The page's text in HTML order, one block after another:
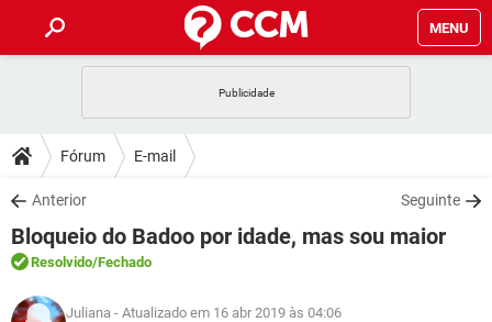
MENU
CELULAR
OUTLOOK
INSTAGRAM GMAIL
GUIA DE COMPRAS
DICAS
JOGOS
OUTLOOK
INSTAGRAM
DOWNLOADS
JOGOS WHATSAPP
CELULAR
OUTLOOK EXCEL
FÓRUM
JOGOS
GLOSSÁRIO
Fórum E-mail
Anterior Seguinte
Bloqueio do Badoo por idade, mas sou maior
Resolvido/Fechado
Juliana - Atualizado em 16 abr 2019 às 04:06